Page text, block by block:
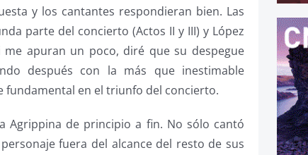
y los cantantes respondieran bien. Las
parte del concierto (Actos II y III) y López
apuran un poco, diré que su despegue
después con la más que inestimable
fundamental en el triunfo del concierto.
Agrippina de principio a fin. No sólo cantó
fuera del alcance del resto de sus